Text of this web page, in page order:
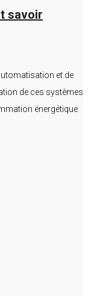
savoir
et de
de ces systèmes
énergétique